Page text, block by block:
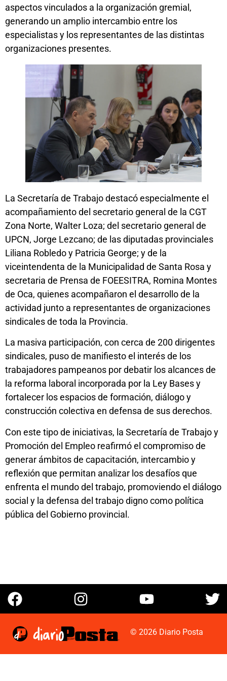
aspectos vinculados a la organización gremial,
generando un amplio intercambio entre los
especialistas y los representantes de las distintas
organizaciones presentes.
La Secretaría de Trabajo destacó especialmente el
acompañamiento del secretario general de la CGT
Zona Norte, Walter Loza; del secretario general de
UPCN, Jorge Lezcano; de las diputadas provinciales
Liliana Robledo y Patricia George; y de la
viceintendenta de la Municipalidad de Santa Rosa y
secretaria de Prensa de FOEESITRA, Romina Montes
de Oca, quienes acompañaron el desarrollo de la
actividad junto a representantes de organizaciones
sindicales de toda la Provincia.
La masiva participación, con cerca de 200 dirigentes
sindicales, puso de manifiesto el interés de los
trabajadores pampeanos por debatir los alcances de
la reforma laboral incorporada por la Ley Bases y
fortalecer los espacios de formación, diálogo y
construcción colectiva en defensa de sus derechos.
Con este tipo de iniciativas, la Secretaría de Trabajo y
Promoción del Empleo reafirmó el compromiso de
generar ámbitos de capacitación, intercambio y
reflexión que permitan analizar los desafíos que
enfrenta el mundo del trabajo, promoviendo el diálogo
social y la defensa del trabajo digno como política
pública del Gobierno provincial.
© 2026 Diario Posta